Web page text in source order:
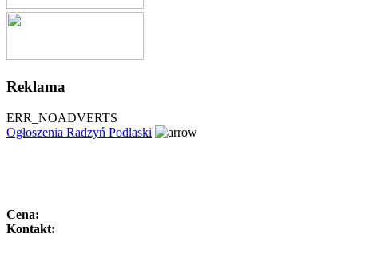
Reklama
ERR_NOADVERTS
Ogłoszenia Radzyń Podlaski
Cena:
Kontakt: